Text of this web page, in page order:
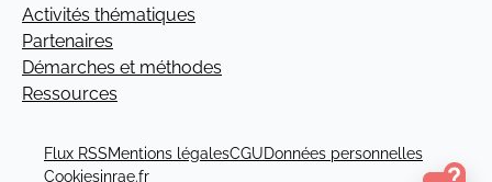
Activités thématiques
Partenaires
Démarches et méthodes
Ressources
Flux RSSMentions légalesCGUDonnées personnelles
Cookiesinrae.fr